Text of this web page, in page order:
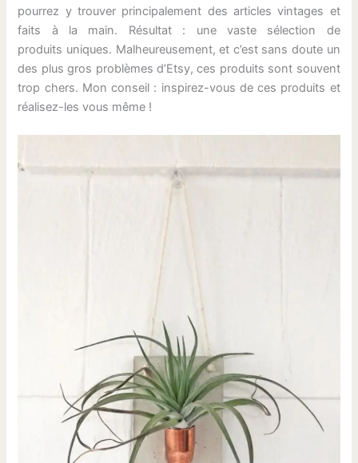
pourrez y trouver principalement des articles vintages et
faits à la main. Résultat : une vaste sélection de
produits uniques. Malheureusement, et c’est sans doute un
des plus gros problèmes d’Etsy, ces produits sont souvent
trop chers. Mon conseil : inspirez-vous de ces produits et
réalisez-les vous même !